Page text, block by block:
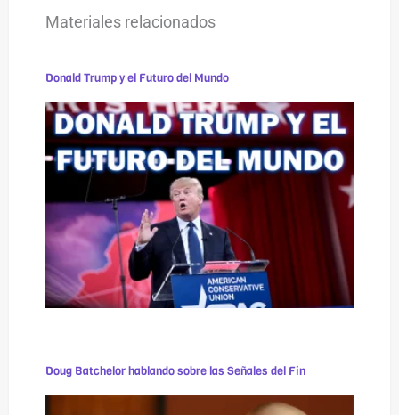
Materiales relacionados
Donald Trump y el Futuro del Mundo
Doug Batchelor hablando sobre las Señales del Fin